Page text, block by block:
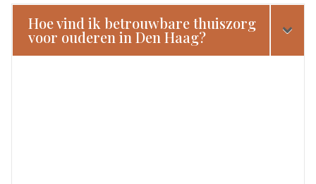
Hoe vind ik betrouwbare thuiszorg
voor ouderen in Den Haag?